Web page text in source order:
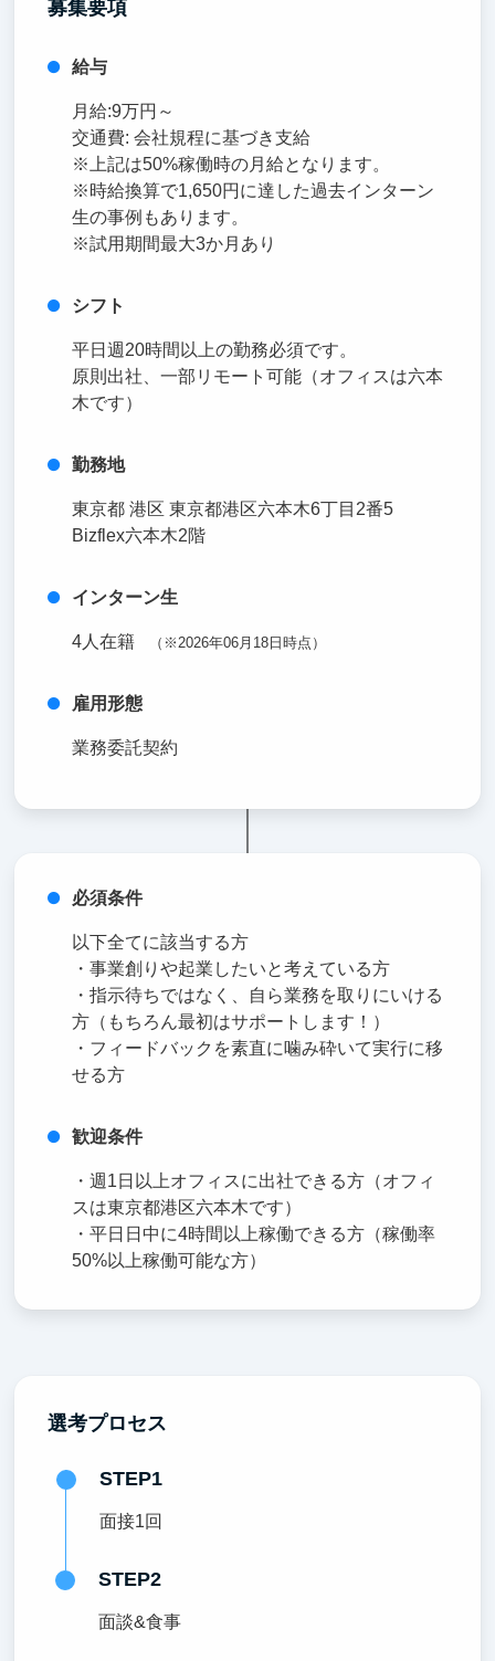
募集要項
給与
月給:9万円～
交通費: 会社規程に基づき支給
※上記は50%稼働時の月給となります。
※時給換算で1,650円に達した過去インターン
生の事例もあります。
※試用期間最大3か月あり
シフト
平日週20時間以上の勤務必須です。
原則出社、一部リモート可能（オフィスは六本
木です）
勤務地
東京都 港区 東京都港区六本木6丁目2番5
Bizflex六本木2階
インターン生
4人在籍 （※2026年06月18日時点）
雇用形態
業務委託契約
必須条件
以下全てに該当する方
・事業創りや起業したいと考えている方
・指示待ちではなく、自ら業務を取りにいける
方（もちろん最初はサポートします！）
・フィードバックを素直に噛み砕いて実行に移
せる方
歓迎条件
・週1日以上オフィスに出社できる方（オフィ
スは東京都港区六本木です）
・平日日中に4時間以上稼働できる方（稼働率
50%以上稼働可能な方）
選考プロセス
STEP1
面接1回
STEP2
面談&食事